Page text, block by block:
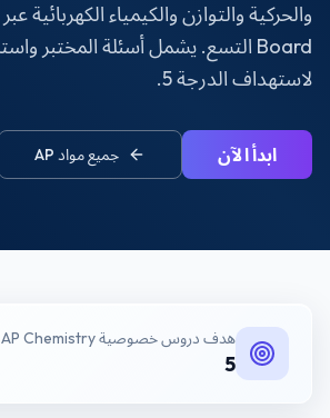
لاستهداف الدرجة 5.
ابدأ الآن جميع مواد AP
هدف دروس خصوصية AP Chemistry
5